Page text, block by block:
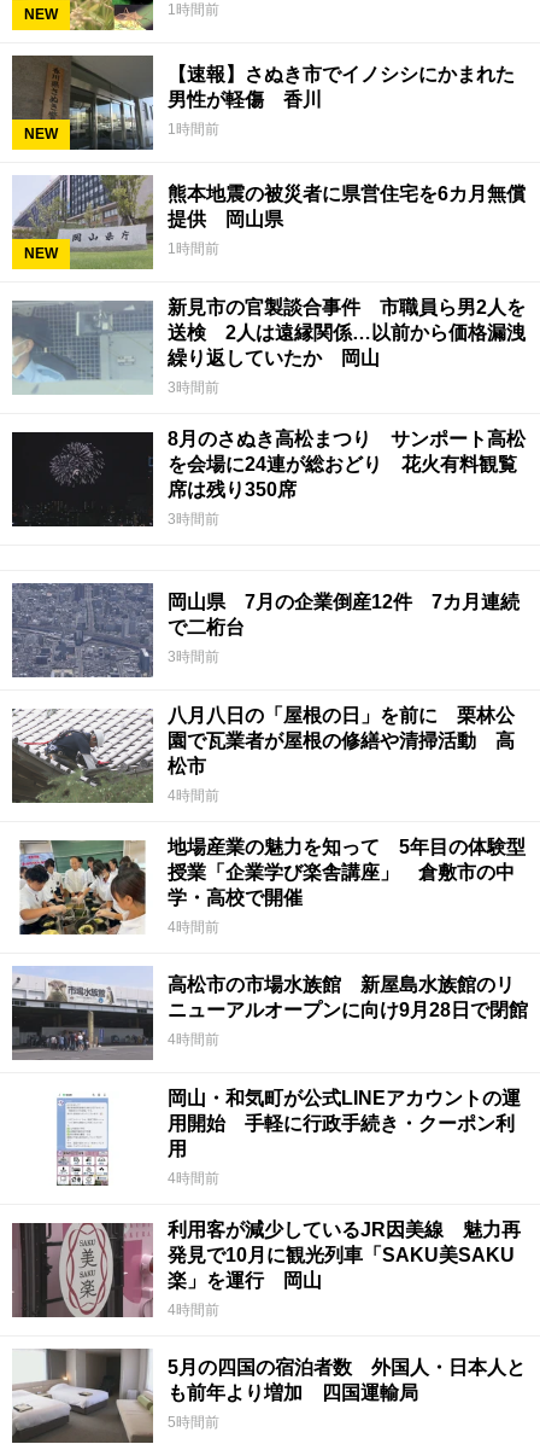
NEW 1時間前
NEW
【速報】さぬき市でイノシシにかまれた
男性が軽傷 香川
1時間前
NEW
熊本地震の被災者に県営住宅を6カ月無償
提供 岡山県
1時間前
新見市の官製談合事件 市職員ら男2人を
送検 2人は遠縁関係…以前から価格漏洩
繰り返していたか 岡山
3時間前
8月のさぬき高松まつり サンポート高松
を会場に24連が総おどり 花火有料観覧
席は残り350席
3時間前
岡山県 7月の企業倒産12件 7カ月連続
で二桁台
3時間前
八月八日の「屋根の日」を前に 栗林公
園で瓦業者が屋根の修繕や清掃活動 高
松市
4時間前
地場産業の魅力を知って 5年目の体験型
授業「企業学び楽舎講座」 倉敷市の中
学・高校で開催
4時間前
高松市の市場水族館 新屋島水族館のリ
ニューアルオープンに向け9月28日で閉館
4時間前
岡山・和気町が公式LINEアカウントの運
用開始 手軽に行政手続き・クーポン利
用
4時間前
利用客が減少しているJR因美線 魅力再
発見で10月に観光列車「SAKU美SAKU
楽」を運行 岡山
4時間前
5月の四国の宿泊者数 外国人・日本人と
も前年より増加 四国運輸局
5時間前